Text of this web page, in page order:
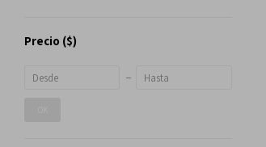
Precio ($)